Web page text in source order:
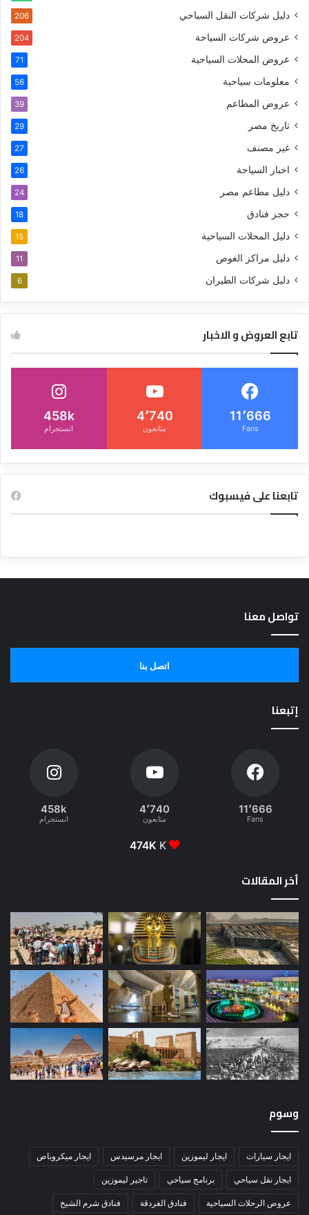
دليل شركات النقل السياحي 206
عروض شركات السياحة 204
عروض المحلات السياحية 71
معلومات سياحية 56
عروض المطاعم 39
تاريخ مصر 29
غير مصنف 27
اخبار السياحة 26
دليل مطاعم مصر 24
حجز فنادق 18
دليل المحلات السياحية 15
دليل مراكز الغوص 11
دليل شركات الطيران 6
تابع العروض و الاخبار
11٬666
Fans
4٬740
متابعون
458k
انستجرام
تابعنا على فيسبوك
تواصل معنا
اتصل بنا
إتبعنا
11٬666
Fans
4٬740
متابعون
458k
انستجرام
474K K
أخر المقالات
وسوم
ايجار سيارات ايجار ليموزين ايجار مرسيدس ايجار ميكروباص
ايجار نقل سياحي برنامج سياحي تاجير ليموزين
عروض الرحلات السياحية فنادق الغردقة فنادق شرم الشيخ